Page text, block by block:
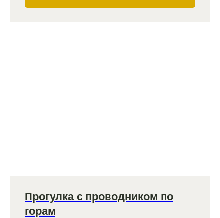
Прогулка с проводником по
горам